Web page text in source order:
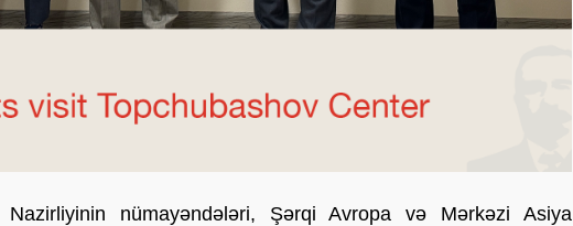
nümayəndələri, Şərqi Avropa və Mərkəzi Asiya